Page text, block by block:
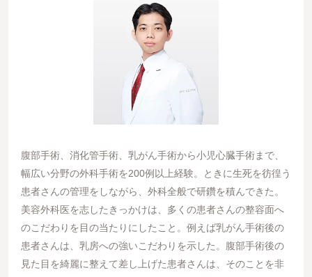
腹部手術、消化管手術、乳がん手術から小児心臓手術まで、
幅広い分野の外科手術を200例以上経験。ときに生死を彷徨う
患者さんの管理をしながら、外科全般で研鑽を積んできた。
美容外科医を志したきっかけは、多くの患者さんの整容面へ
のこだわりを目の当たりにしたこと。例えば乳がん手術後の
患者さんは、乳房への強いこだわりを示した。腹部手術後の
見た目を綺麗に整えて差し上げた患者さんは、そのことを非